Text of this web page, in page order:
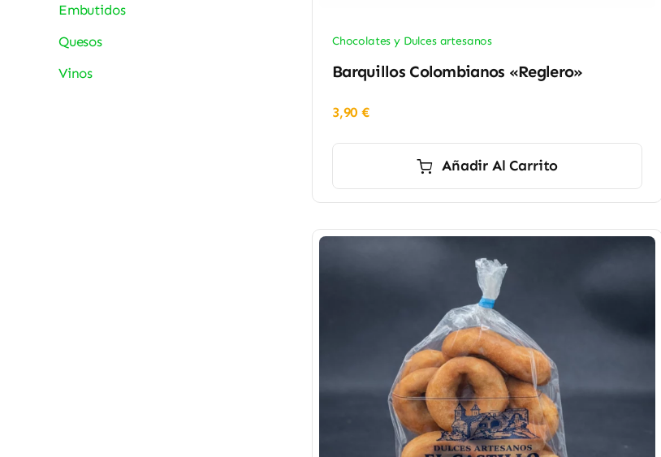
Embutidos
Quesos
Vinos
Chocolates y Dulces artesanos
Barquillos Colombianos «Reglero»
3,90€
Añadir Al Carrito